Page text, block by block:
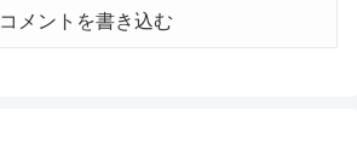
コメントを書き込む